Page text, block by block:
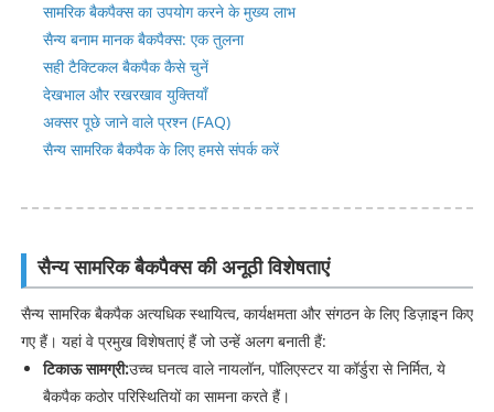
सामरिक बैकपैक्स का उपयोग करने के मुख्य लाभ
सैन्य बनाम मानक बैकपैक्स: एक तुलना
सही टैक्टिकल बैकपैक कैसे चुनें
देखभाल और रखरखाव युक्तियाँ
अक्सर पूछे जाने वाले प्रश्न (FAQ)
सैन्य सामरिक बैकपैक के लिए हमसे संपर्क करें
सैन्य सामरिक बैकपैक्स की अनूठी विशेषताएं
सैन्य सामरिक बैकपैक अत्यधिक स्थायित्व, कार्यक्षमता और संगठन के लिए डिज़ाइन किए
गए हैं। यहां वे प्रमुख विशेषताएं हैं जो उन्हें अलग बनाती हैं:
टिकाऊ सामग्री:उच्च घनत्व वाले नायलॉन, पॉलिएस्टर या कॉर्डुरा से निर्मित, ये
बैकपैक कठोर परिस्थितियों का सामना करते हैं।